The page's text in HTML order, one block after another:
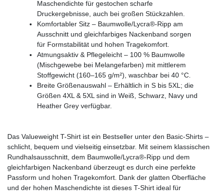
Maschendichte für gestochen scharfe
Druckergebnisse, auch bei großen Stückzahlen.
Komfortabler Sitz – Baumwolle/Lycra®-Ripp am
Ausschnitt und gleichfarbiges Nackenband sorgen
für Formstabilität und hohen Tragekomfort.
Atmungsaktiv & Pflegeleicht – 100 % Baumwolle
(Mischgewebe bei Melangefarben) mit mittlerem
Stoffgewicht (160–165 g/m²), waschbar bei 40 °C.
Breite Größenauswahl – Erhältlich in S bis 5XL; die
Größen 4XL & 5XL sind in Weiß, Schwarz, Navy und
Heather Grey verfügbar.
Das Valueweight T-Shirt ist ein Bestseller unter den Basic-Shirts –
schlicht, bequem und vielseitig einsetzbar. Mit seinem klassischen
Rundhalsausschnitt, dem Baumwolle/Lycra®-Ripp und dem
gleichfarbigen Nackenband überzeugt es durch eine perfekte
Passform und hohen Tragekomfort. Dank der glatten Oberfläche
und der hohen Maschendichte ist dieses T-Shirt ideal für